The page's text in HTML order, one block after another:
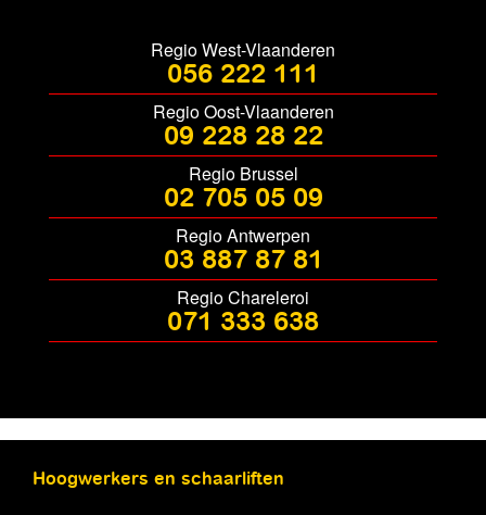
Regio West-Vlaanderen
056 222 111
Regio Oost-Vlaanderen
09 228 28 22
Regio Brussel
02 705 05 09
Regio Antwerpen
03 887 87 81
Regio Chareleroi
071 333 638
Hoogwerkers en schaarliften